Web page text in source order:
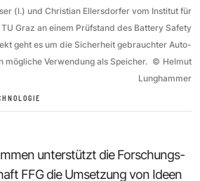
(l.) und Christian Ellersdorfer vom Institut für
Graz an einem Prüfstand des Battery Safety
geht es um die Sicherheit gebrauchter Auto-
mögliche Verwendung als Speicher. © Helmut
Lunghammer
unterstützt dieForschungs-
FFGdie Umsetzung von Ideen